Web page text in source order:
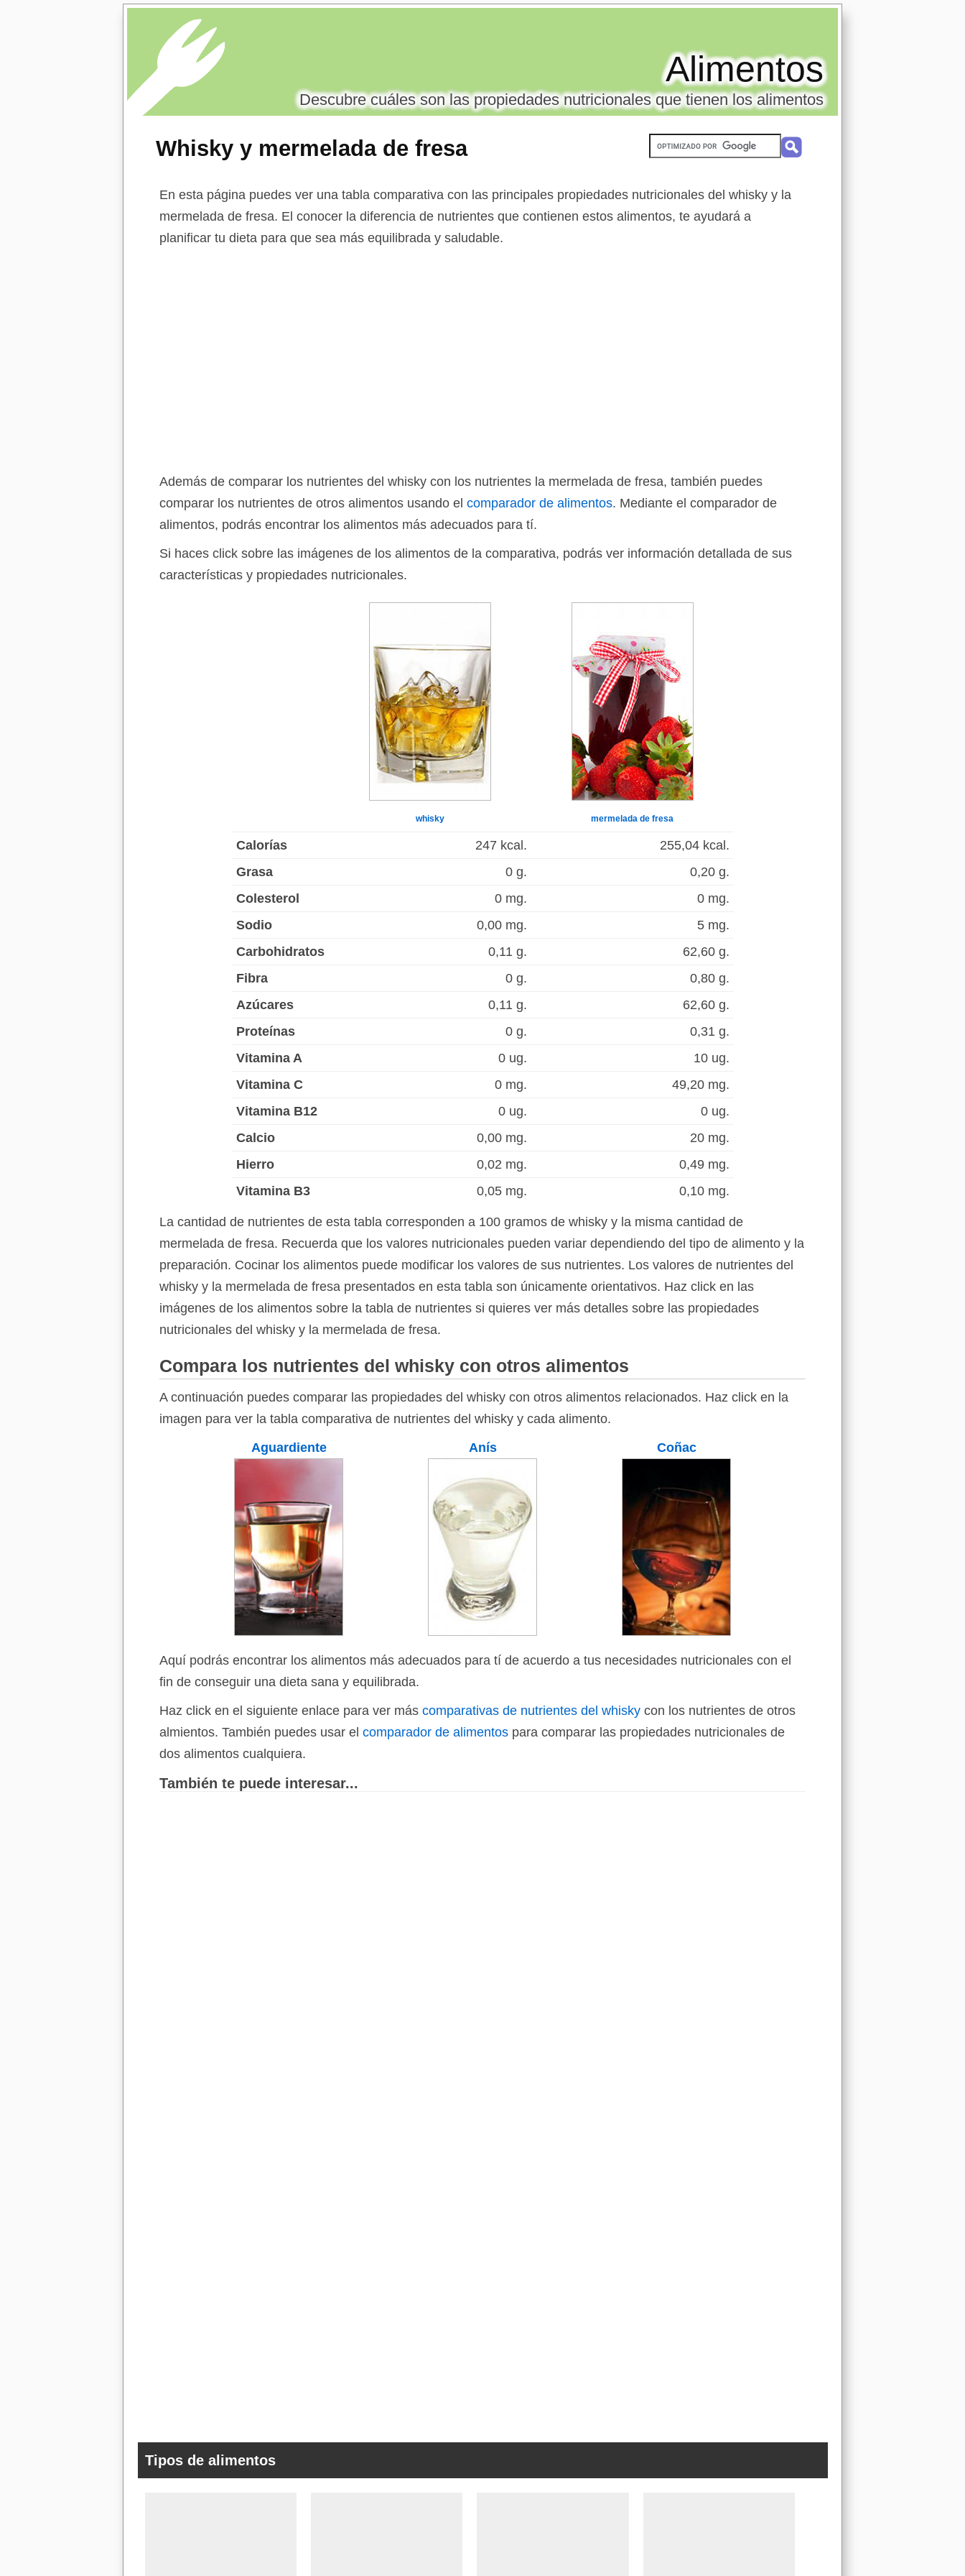
Whisky y mermelada de fresa
Alimentos
Descubre cuáles son las propiedades nutricionales que tienen los alimentos
En esta página puedes ver una tabla comparativa con las principales propiedades nutricionales del whisky y la
mermelada de fresa. El conocer la diferencia de nutrientes que contienen estos alimentos, te ayudará a
planificar tu dieta para que sea más equilibrada y saludable.
Además de comparar los nutrientes del whisky con los nutrientes la mermelada de fresa, también puedes
comparar los nutrientes de otros alimentos usando el comparador de alimentos. Mediante el comparador de
alimentos, podrás encontrar los alimentos más adecuados para tí.
Si haces click sobre las imágenes de los alimentos de la comparativa, podrás ver información detallada de sus
características y propiedades nutricionales.
whisky mermelada de fresa
Calorías 247 kcal.
255,04 kcal.
Grasa
0 g.
0,20 g.
Colesterol
0 mg.
0 mg.
Sodio
0,00 mg.
5 mg.
Carbohidratos
0,11 g.
62,60 g.
Fibra
0 g.
0,80 g.
Azúcares
0,11 g.
62,60 g.
Proteínas
0 g.
0,31 g.
Vitamina A
0 ug.
10 ug.
Vitamina C
0 mg.
49,20 mg.
Vitamina B12
0 ug.
0 ug.
Calcio
0,00 mg.
20 mg.
Hierro
0,02 mg.
0,49 mg.
Vitamina B3
0,05 mg. 0,10 mg.
La cantidad de nutrientes de esta tabla corresponden a 100 gramos de whisky y la misma cantidad de
mermelada de fresa. Recuerda que los valores nutricionales pueden variar dependiendo del tipo de alimento y la
preparación. Cocinar los alimentos puede modificar los valores de sus nutrientes. Los valores de nutrientes del
whisky y la mermelada de fresa presentados en esta tabla son únicamente orientativos. Haz click en las
imágenes de los alimentos sobre la tabla de nutrientes si quieres ver más detalles sobre las propiedades
nutricionales del whisky y la mermelada de fresa.
Compara los nutrientes del whisky con otros alimentos
A continuación puedes comparar las propiedades del whisky con otros alimentos relacionados. Haz click en la
imagen para ver la tabla comparativa de nutrientes del whisky y cada alimento.
Aguardiente
Anís Coñac
Aquí podrás encontrar los alimentos más adecuados para tí de acuerdo a tus necesidades nutricionales con el
fin de conseguir una dieta sana y equilibrada.
Haz click en el siguiente enlace para ver más comparativas de nutrientes del whisky con los nutrientes de otros
almientos. También puedes usar el comparador de alimentos para comparar las propiedades nutricionales de
dos alimentos cualquiera.
También te puede interesar...
Tipos de alimentos